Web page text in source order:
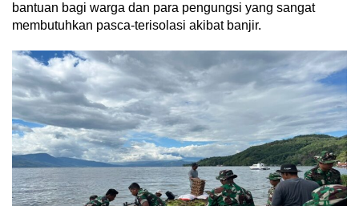
bantuan bagi warga dan para pengungsi yang sangat
membutuhkan pasca-terisolasi akibat banjir.